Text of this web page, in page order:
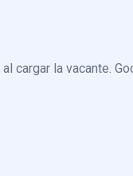
cargar la vacante.